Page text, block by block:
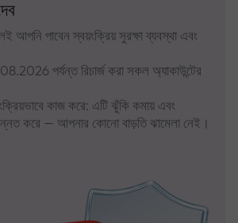
আপনি পাবেন স্বয়ংক্রিয় সুরক্ষা ব্যবস্থা এবং
পর্যন্ত রিচার্জ করা সকল অ্যাকাউন্টের
কাজ করে: এটি ঝুঁকি কমায় এবং
করে — আপনার কোনো বাড়তি ঝামেলা নেই।